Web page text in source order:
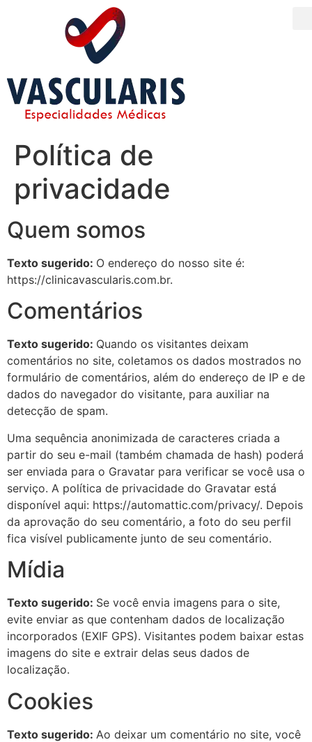
Política de
privacidade
Quem somos
Texto sugerido: O endereço do nosso site é:
https://clinicavascularis.com.br.
Comentários
Texto sugerido: Quando os visitantes deixam
comentários no site, coletamos os dados mostrados no
formulário de comentários, além do endereço de IP e de
dados do navegador do visitante, para auxiliar na
detecção de spam.
Uma sequência anonimizada de caracteres criada a
partir do seu e-mail (também chamada de hash) poderá
ser enviada para o Gravatar para verificar se você usa o
serviço. A política de privacidade do Gravatar está
disponível aqui: https://automattic.com/privacy/. Depois
da aprovação do seu comentário, a foto do seu perfil
fica visível publicamente junto de seu comentário.
Mídia
Texto sugerido: Se você envia imagens para o site,
evite enviar as que contenham dados de localização
incorporados (EXIF GPS). Visitantes podem baixar estas
imagens do site e extrair delas seus dados de
localização.
Cookies
Texto sugerido: Ao deixar um comentário no site, você